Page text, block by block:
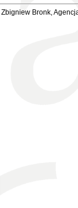
Bronk,